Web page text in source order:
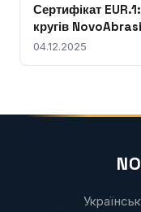
Сертифікат
кругів
04.12.2025